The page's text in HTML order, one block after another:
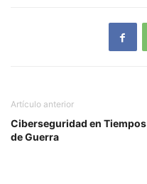
Artículo anterior
Ciberseguridad en Tiempos
de Guerra